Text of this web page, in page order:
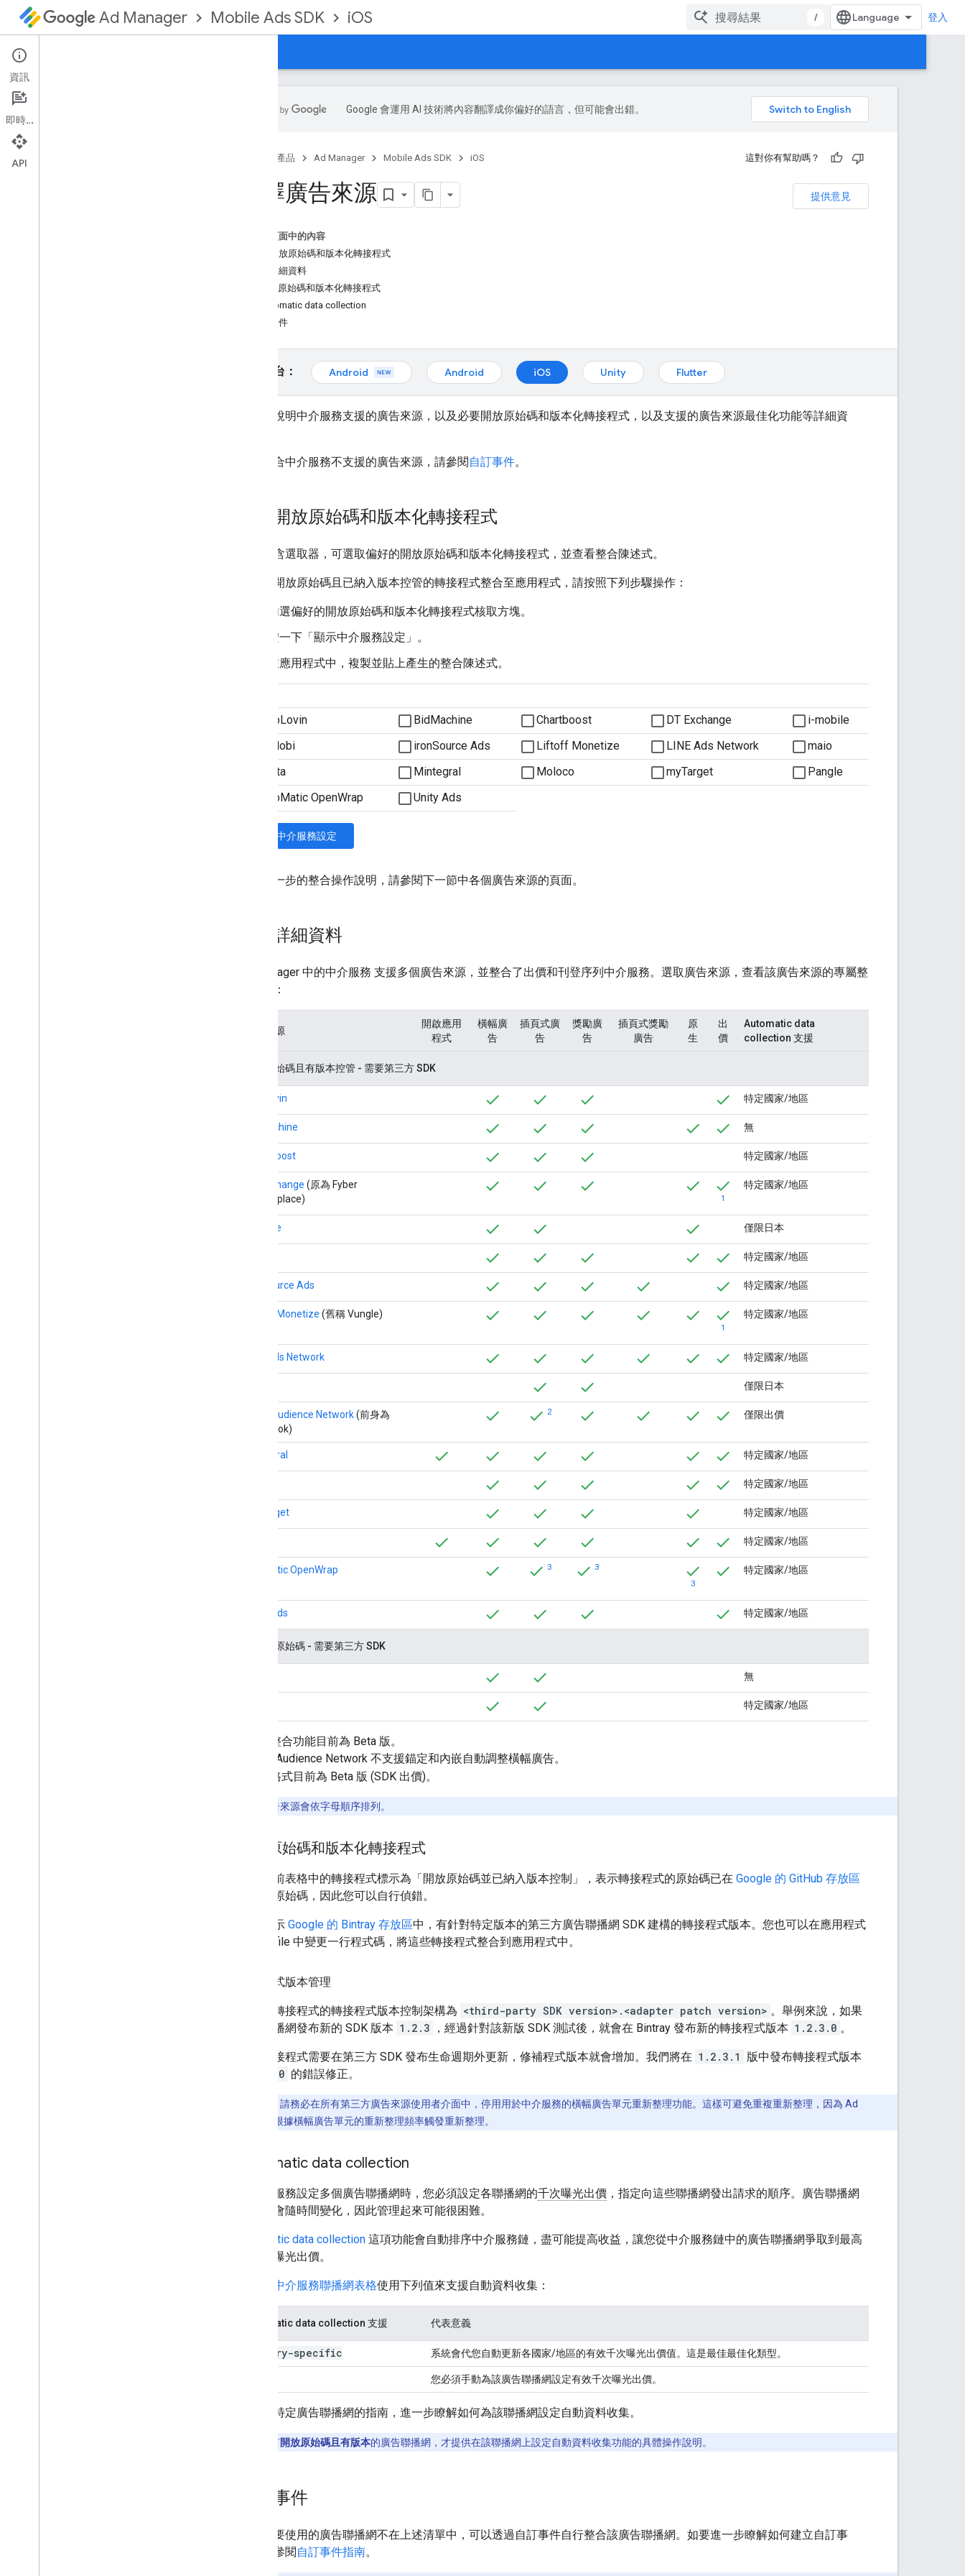
Ad Manager Mobile Ads SDK iOS / 登入
設定 Google Mobile Ads SDK
版本資訊
Google 會運用 AI 技術將內容翻譯成你偏好的語言，但可能會出錯。
產品 Ad Manager Mobile Ads SDK iOS 這對你有幫助嗎？
提供意見
選擇廣告來源
這個頁面中的內容
整合開放原始碼和版本化轉接程式
網路詳細資料
開放原始碼和版本化轉接程式
Automatic data collection
自訂事件
選取平台： Android Android iOS Unity Flutter
本指南說明中介服務支援的廣告來源，以及必要開放原始碼和版本化轉接程式，以及支援的廣告來源最佳化功能等詳細資
如要整合中介服務不支援的廣告來源，請參閱自訂事件。
整合開放原始碼和版本化轉接程式
本節包含選取器，可選取偏好的開放原始碼和版本化轉接程式，並查看整合陳述式。
如要將開放原始碼且已納入版本控管的轉接程式整合至應用程式，請按照下列步驟操作：
勾選偏好的開放原始碼和版本化轉接程式核取方塊。
按一下「顯示中介服務設定」 。
在應用程式中，複製並貼上產生的整合陳述式。
如需進一步的整合操作說明，請參閱下一節中各個廣告來源的頁面。
網路詳細資料
Ad Manager 中的中介服務 支援多個廣告來源，並整合了出價和刊登序列中介服務。選取廣告來源，查看該廣告來源的專屬整
合說明：
廣告來源
開啟應用
程式
橫幅廣
告
插頁式廣
告
獎勵廣
告
插頁式獎勵
廣告
原
生
出
價
Automatic data
collection 支援
開放原始碼且有版本控管 - 需要第三方 SDK
AppLovin 特定國家/地區
BidMachine 無
Chartboost 特定國家/地區
DT Exchange (原為 Fyber
Marketplace)
1
特定國家/地區
i-mobile 僅限日本
特定國家/地區
ironSource Ads 特定國家/地區
Liftoff Monetize (舊稱 Vungle)
1
特定國家/地區
LINE Ads Network 特定國家/地區
僅限日本
Meta Audience Network(前身為
Facebook)
2 僅限出價
Mintegral 特定國家/地區
特定國家/地區
myTarget 特定國家/地區
特定國家/地區
PubMatic OpenWrap 3
3
3
特定國家/地區
Unity Ads 特定國家/地區
非開放原始碼 - 需要第三方 SDK
無
特定國家/地區
出價整合功能目前為 Beta 版。
Meta Audience Network 不支援錨定和內嵌自動調整橫幅廣告。
這個格式目前為 Beta 版 (SDK 出價)。
廣告來源會依字母順序排列。
開放原始碼和版本化轉接程式
如果先前表格中的轉接程式標示為「開放原始碼並已納入版本控制」，表示轉接程式的原始碼已在 Google 的 GitHub 存放區
中開放原始碼，因此您可以自行偵錯。
這也表示 Google 的 Bintray 存放區中，有針對特定版本的第三方廣告聯播網 SDK 建構的轉接程式版本。您也可以在應用程式
的 Podfile 中變更一行程式碼，將這些轉接程式整合到應用程式中。
轉接程式版本管理
有版本轉接程式的轉接程式版本控制架構為 <third-party SDK version>.<adapter patch version> 。舉例來說，如果
廣告聯播網發布新的 SDK 版本 1.2.3 ，經過針對該新版 SDK 測試後，就會在 Bintray 發布新的轉接程式版本 1.2.3.0 。
如果轉接程式需要在第三方 SDK 發布生命週期外更新，修補程式版本就會增加。我們將在 1.2.3.1
版中發布轉接程式版本
1.2.3.0 的錯誤修正。
請務必在所有第三方廣告來源使用者介面中，停用用於中介服務的橫幅廣告單元重新整理功能。這樣可避免重複重新整理，因為 Ad
Manager 也會根據橫幅廣告單元的重新整理頻率觸發重新整理。
Automatic data collection
為中介服務設定多個廣告聯播網時，您必須設定各聯播網的千次曝光出價 ，指定向這些聯播網發出請求的順序。廣告聯播網
的成效會隨時間變化，因此管理起來可能很困難。
Automatic data collection 這項功能會自動排序中介服務鏈，盡可能提高收益，讓您從中介服務鏈中的廣告聯播網爭取到最高
的千次曝光出價。
中介服務聯播網表格使用下列值來支援自動資料收集：
Automatic data collection 支援 代表意義
Country-specific 系統會代您自動更新各國家/地區的有效千次曝光出價值。這是最佳最佳化類型。
您必須手動為該廣告聯播網設定有效千次曝光出價。
按一下特定廣告聯播網的指南，進一步瞭解如何為該聯播網設定自動資料收集。
只有開放原始碼且有版本的廣告聯播網，才提供在該聯播網上設定自動資料收集功能的具體操作說明。
自訂事件
如果您要使用的廣告聯播網不在上述清單中，可以透過自訂事件自行整合該廣告聯播網。如要進一步瞭解如何建立自訂事
件，請參閱自訂事件指南。
資訊
即時通訊
API